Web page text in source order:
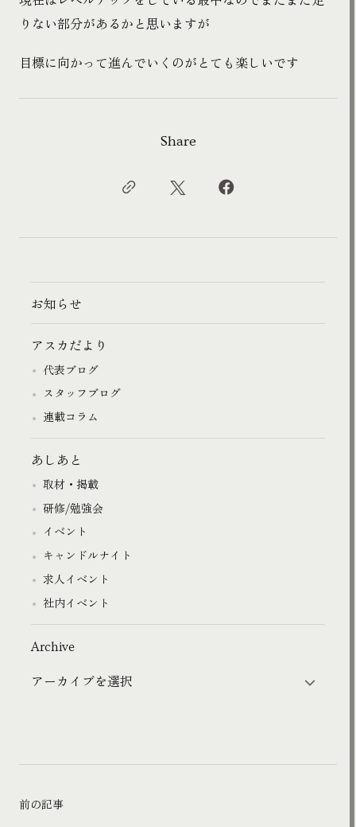
りない部分があるかと思いますが
目標に向かって進んでいくのがとても楽しいです
Share
お知らせ
アスカだより
代表ブログ
スタッフブログ
連載コラム
あしあと
取材・掲載
研修/勉強会
イベント
キャンドルナイト
求人イベント
社内イベント
Archive
前の記事